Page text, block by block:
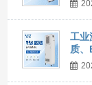
工业
质